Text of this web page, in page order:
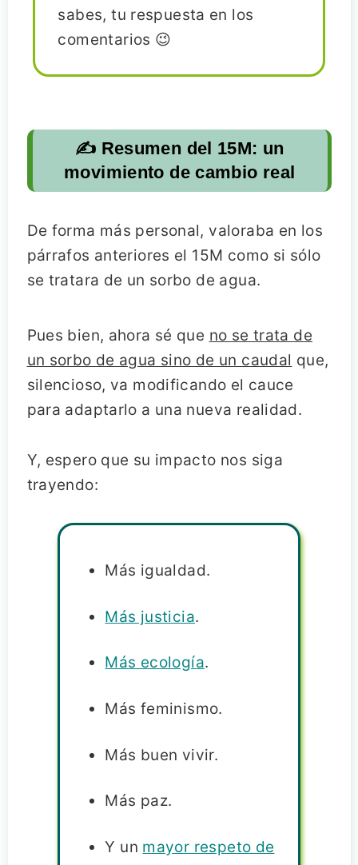
sabes, tu respuesta en los
comentarios 😉
✍️ Resumen del 15M: un
movimiento de cambio real
De forma más personal, valoraba en los
párrafos anteriores el 15M como si sólo
se tratara de un sorbo de agua.
Pues bien, ahora sé que no se trata de
un sorbo de agua sino de un caudal que,
silencioso, va modificando el cauce
para adaptarlo a una nueva realidad.
Y, espero que su impacto nos siga
trayendo:
Más igualdad.
Más justicia.
Más ecología.
Más feminismo.
Más buen vivir.
Más paz.
Y un mayor respeto de